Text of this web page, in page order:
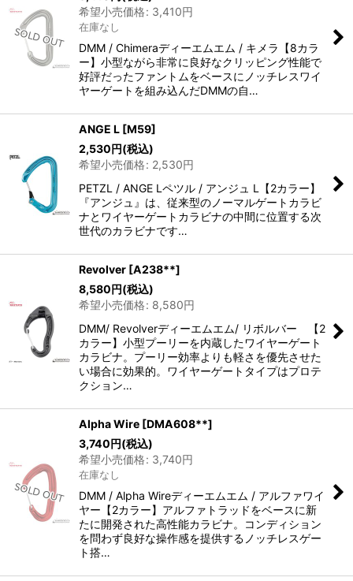
希望小売価格: 3,410円
在庫なし
DMM / Chimeraディーエムエム / キメラ【8カラ
ー】小型ながら非常に良好なクリッピング性能で
好評だったファントムをベースにノッチレスワイ
ヤーゲートを組み込んだDMMの自…
ANGE L [M59]
2,530円(税込)
希望小売価格: 2,530円
PETZL / ANGE Lペツル / アンジュ L【2カラー】
『アンジュ』は、従来型のノーマルゲートカラビ
ナとワイヤーゲートカラビナの中間に位置する次
世代のカラビナです…
Revolver [A238**]
8,580円(税込)
希望小売価格: 8,580円
DMM/ Revolverディーエムエム/ リボルバー 【2
カラー】小型プーリーを内蔵したワイヤーゲート
カラビナ。プーリー効率よりも軽さを優先させた
い場合に効果的。ワイヤーゲートタイプはプロテ
クション…
Alpha Wire [DMA608**]
3,740円(税込)
希望小売価格: 3,740円
在庫なし
DMM / Alpha Wireディーエムエム / アルファワイ
ヤー【2カラー】アルファトラッドをベースに新
たに開発された高性能カラビナ。コンディション
を問わず良好な操作感を提供するノッチレスゲー
ト搭…